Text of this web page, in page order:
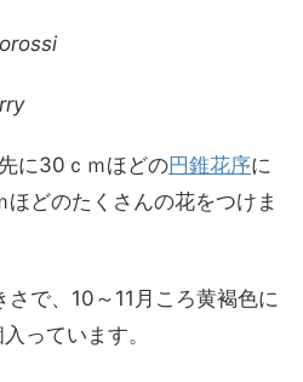
に30ｃｍほどの円錐花序に
どのたくさんの花をつけま
で、10～11月ころ黄褐色に
っています。